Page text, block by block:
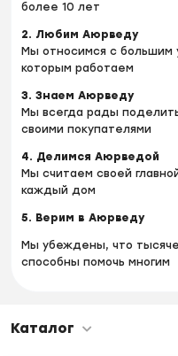
более 10 лет
2. Любим Аюрведу
Мы относимся с большим
которым работаем
3. Знаем Аюрведу
Мы всегда рады
своими покупателями
4. Делимся Аюрведой
Мы считаем своей
каждый дом
5. Верим в Аюрведу
Мы убеждены, что
способны помочь многим
Каталог